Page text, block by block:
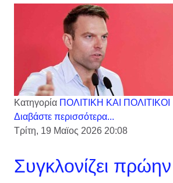
Κατηγορία ΠΟΛΙΤΙΚΗ ΚΑΙ ΠΟΛΙΤΙΚΟΙ
Διαβάστε περισσότερα...
Τρίτη, 19 Μαϊος 2026 20:08
Συγκλονίζει πρώην